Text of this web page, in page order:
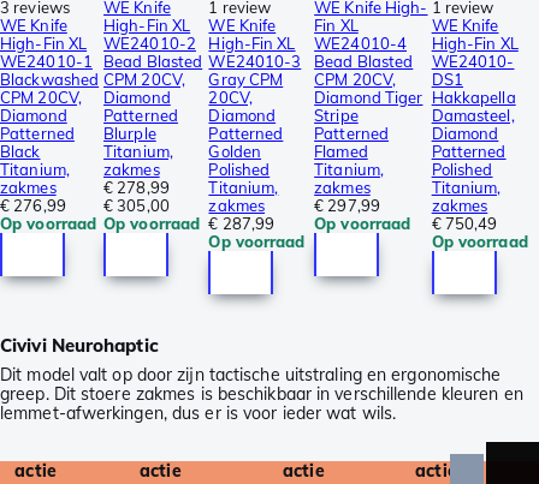
3 reviews
WE Knife
High-Fin XL
WE24010-1
Blackwashed
CPM 20CV,
Diamond
Patterned
Black
Titanium,
zakmes
€ 276,99
Op voorraad
WE Knife
High-Fin XL
WE24010-2
Bead Blasted
CPM 20CV,
Diamond
Patterned
Blurple
Titanium,
zakmes
€ 278,99
€ 305,00
Op voorraad
1 review
WE Knife
High-Fin XL
WE24010-3
Gray CPM
20CV,
Diamond
Patterned
Golden
Polished
Titanium,
zakmes
€ 287,99
Op voorraad
WE Knife High-
Fin XL
WE24010-4
Bead Blasted
CPM 20CV,
Diamond Tiger
Stripe
Patterned
Flamed
Titanium,
zakmes
€ 297,99
Op voorraad
1 review
WE Knife
High-Fin XL
WE24010-
DS1
Hakkapella
Damasteel,
Diamond
Patterned
Polished
Titanium,
zakmes
€ 750,49
Op voorraad
Civivi Neurohaptic
Dit model valt op door zijn tactische uitstraling en ergonomische
greep. Dit stoere zakmes is beschikbaar in verschillende kleuren en
lemmet-afwerkingen, dus er is voor ieder wat wils.
actie actie actie actie